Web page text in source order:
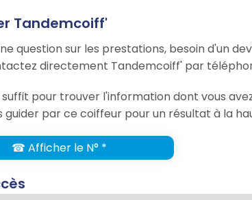
Tandemcoiff'
question sur les prestations, besoin d'un
directement Tandemcoiff' par
suffit pour trouver l'information dont vous
guider par ce coiffeur pour un résultat à la
☎ Afficher le N° *